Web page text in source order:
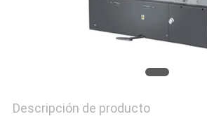
Descripción de producto